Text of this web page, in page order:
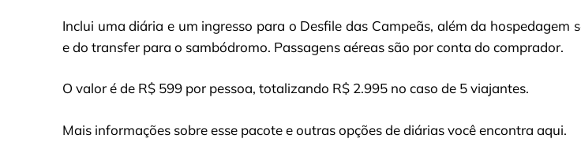
Inclui uma diária e um ingresso para o Desfile das Campeãs, além da hospedagem
e do transfer para o sambódromo. Passagens aéreas são por conta do comprador.
O valor é de R$ 599 por pessoa, totalizando R$ 2.995 no caso de 5 viajantes.
Mais informações sobre esse pacote e outras opções de diárias você encontra aqui.